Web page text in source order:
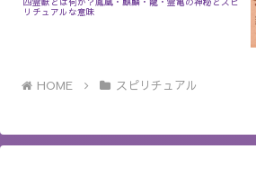
リチュアルな意味
HOME スピリチュアル